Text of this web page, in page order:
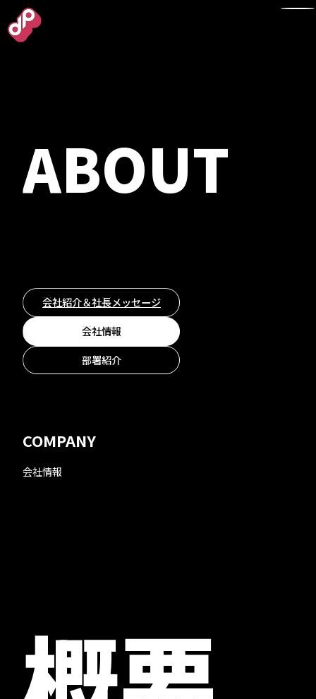
NEWS
ABOUT
- 会社紹介＆社長
メッセージ
- 部署紹介
- クリエイター募
ABOUT
会社紹介＆社長メッセージ
会社紹介＆社長メッセージ
会社情報
会社情報
部署紹介
部署紹介
COMPANY
会社情報